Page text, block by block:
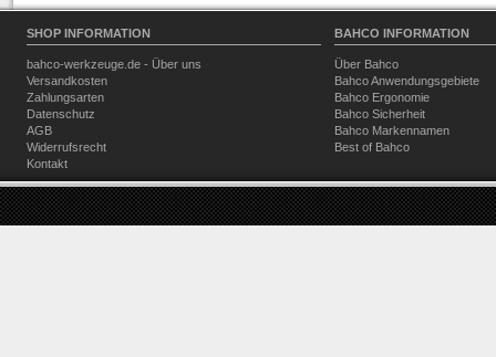
SHOP INFORMATION
bahco-werkzeuge.de - Über uns
Versandkosten
Zahlungsarten
Datenschutz
AGB
Widerrufsrecht
Kontakt
BAHCO INFORMATION
Über Bahco
Bahco Anwendungsgebiete
Bahco Ergonomie
Bahco Sicherheit
Bahco Markennamen
Best of Bahco